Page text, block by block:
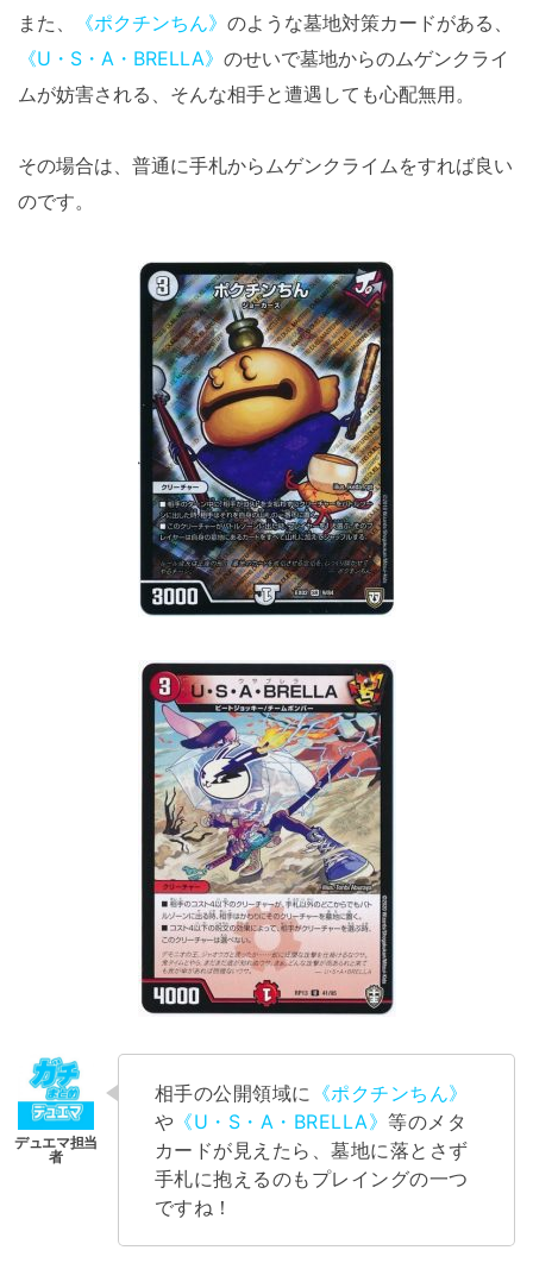
また、 《ポクチンちん》 のような墓地対策カードがある、
《U・S・A・BRELLA》 のせいで墓地からのムゲンクライ
ムが妨害される、そんな相手と遭遇しても心配無用。
その場合は、普通に手札からムゲンクライムをすれば良い
のです。
相手の公開領域に 《ポクチンちん》
や 《U・S・A・BRELLA》等のメタ
カードが見えたら、墓地に落とさず
手札に抱えるのもプレイングの一つ
ですね！